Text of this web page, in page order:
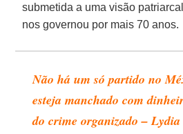
submetida a uma visão
nos governou por mais 70 anos.
Não há um só partido no
esteja manchado com
do crime organizado – Lydia